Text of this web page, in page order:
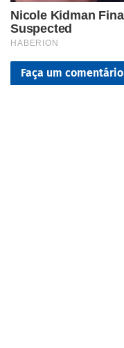
Faça um comentário